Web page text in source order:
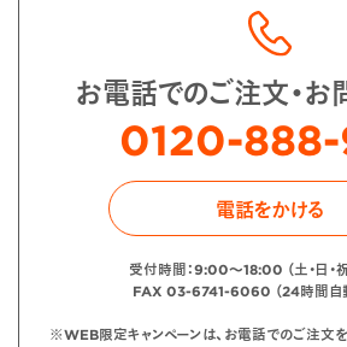
お電話でのご注文・お
0120-
電話をかける
受付時間：9:00〜18:00 （土・日・
FAX 03-6741-6060 （24時間自
※WEB限定キャンペーンは、お電話でのご注文を